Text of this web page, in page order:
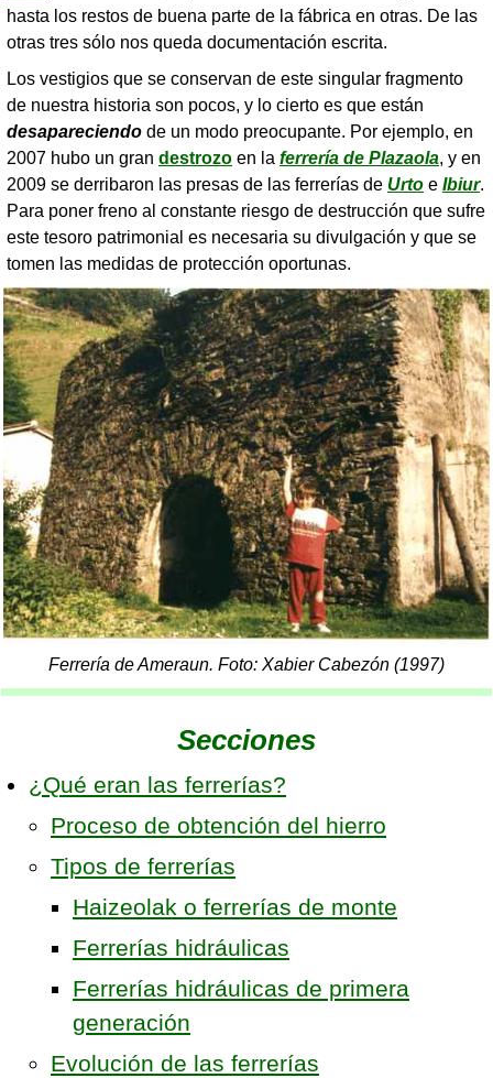
hasta los restos de buena parte de la fábrica en otras. De las
otras tres sólo nos queda documentación escrita.
Los vestigios que se conservan de este singular fragmento
de nuestra historia son pocos, y lo cierto es que están
desapareciendo de un modo preocupante. Por ejemplo, en
2007 hubo un gran destrozo en la ferrería de Plazaola, y en
2009 se derribaron las presas de las ferrerías de Urto e Ibiur.
Para poner freno al constante riesgo de destrucción que sufre
este tesoro patrimonial es necesaria su divulgación y que se
tomen las medidas de protección oportunas.
Ferrería de Ameraun. Foto: Xabier Cabezón (1997)
Secciones
¿Qué eran las ferrerías?
Proceso de obtención del hierro
Tipos de ferrerías
Haizeolak o ferrerías de monte
Ferrerías hidráulicas
Ferrerías hidráulicas de primera
generación
Evolución de las ferrerías